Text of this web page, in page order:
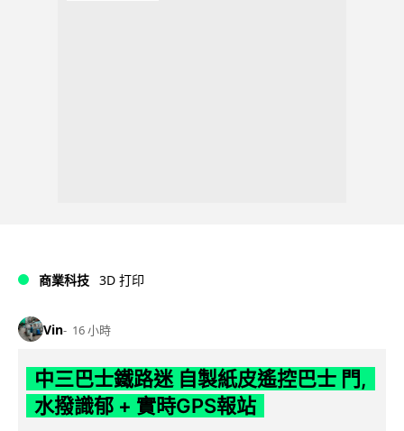
商業科技 3D 打印
Vin 16 小時
中三巴士鐵路迷 自製紙皮遙控巴士 門,
水撥識郁 + 實時GPS報站